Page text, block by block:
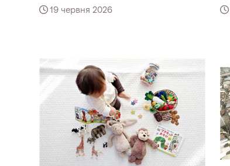
19 червня 2026